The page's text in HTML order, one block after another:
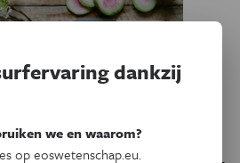
& Brein
dieet tegen
dankzij
we en waarom?
op eoswetenschap.eu.